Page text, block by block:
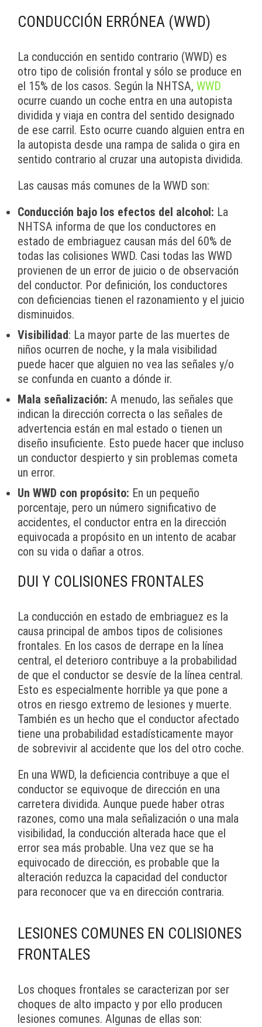
CONDUCCIÓN ERRÓNEA (WWD)
La conducción en sentido contrario (WWD) es
otro tipo de colisión frontal y sólo se produce en
el 15% de los casos. Según la NHTSA, WWD
ocurre cuando un coche entra en una autopista
dividida y viaja en contra del sentido designado
de ese carril. Esto ocurre cuando alguien entra en
la autopista desde una rampa de salida o gira en
sentido contrario al cruzar una autopista dividida.
Las causas más comunes de la WWD son:
Conducción bajo los efectos del alcohol: La
NHTSA informa de que los conductores en
estado de embriaguez causan más del 60% de
todas las colisiones WWD. Casi todas las WWD
provienen de un error de juicio o de observación
del conductor. Por definición, los conductores
con deficiencias tienen el razonamiento y el juicio
disminuidos.
Visibilidad: La mayor parte de las muertes de
niños ocurren de noche, y la mala visibilidad
puede hacer que alguien no vea las señales y/o
se confunda en cuanto a dónde ir.
Mala señalización: A menudo, las señales que
indican la dirección correcta o las señales de
advertencia están en mal estado o tienen un
diseño insuficiente. Esto puede hacer que incluso
un conductor despierto y sin problemas cometa
un error.
Un WWD con propósito: En un pequeño
porcentaje, pero un número significativo de
accidentes, el conductor entra en la dirección
equivocada a propósito en un intento de acabar
con su vida o dañar a otros.
DUI Y COLISIONES FRONTALES
La conducción en estado de embriaguez es la
causa principal de ambos tipos de colisiones
frontales. En los casos de derrape en la línea
central, el deterioro contribuye a la probabilidad
de que el conductor se desvíe de la línea central.
Esto es especialmente horrible ya que pone a
otros en riesgo extremo de lesiones y muerte.
También es un hecho que el conductor afectado
tiene una probabilidad estadísticamente mayor
de sobrevivir al accidente que los del otro coche.
En una WWD, la deficiencia contribuye a que el
conductor se equivoque de dirección en una
carretera dividida. Aunque puede haber otras
razones, como una mala señalización o una mala
visibilidad, la conducción alterada hace que el
error sea más probable. Una vez que se ha
equivocado de dirección, es probable que la
alteración reduzca la capacidad del conductor
para reconocer que va en dirección contraria.
LESIONES COMUNES EN COLISIONES
FRONTALES
Los choques frontales se caracterizan por ser
choques de alto impacto y por ello producen
lesiones comunes. Algunas de ellas son: